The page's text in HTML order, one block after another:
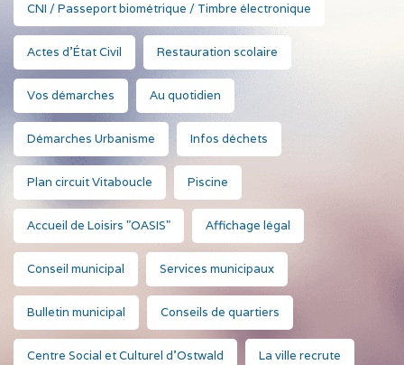
CNI / Passeport biométrique / Timbre électronique
Actes d'État Civil Restauration scolaire
Vos démarches Au quotidien
Démarches Urbanisme Infos déchets
Plan circuit Vitaboucle Piscine
Accueil de Loisirs "OASIS" Affichage légal
Conseil municipal Services municipaux
Bulletin municipal Conseils de quartiers
Centre Social et Culturel d'Ostwald La ville recrute